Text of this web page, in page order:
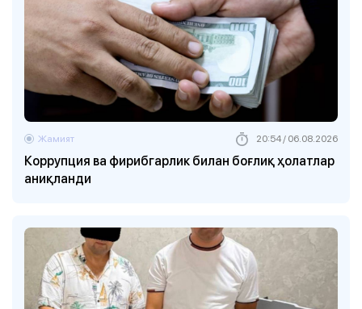
Коррупция ва фирибгарлик билан боғлиқ ҳолатлар
аниқланди
Жамият 20:54 / 06.08.2026